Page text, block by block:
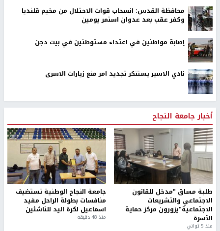
محافظة القدس: انسحاب قوات الاحتلال من مخيم قلنديا
وكفر عقب بعد عدوان استمر يومين
إصابة مواطنين في اعتداء مستوطنين في بيت دجن
نادي الاسير يستنكر تجديد امر منع زيارات الاسرى
أخبار جامعة النجاح
طلبة مساق "مدخل للقانون
الاجتماعي والتشريعات
الاجتماعية"يزورون مركز حماية
الأسرة
منذ 5 ثواني
جامعة النجاح الوطنية تستضيف
منافسات بطولة الراحل مفيد
اسماعيل لكرة اليد للناشئين
منذ 48 دقيقة